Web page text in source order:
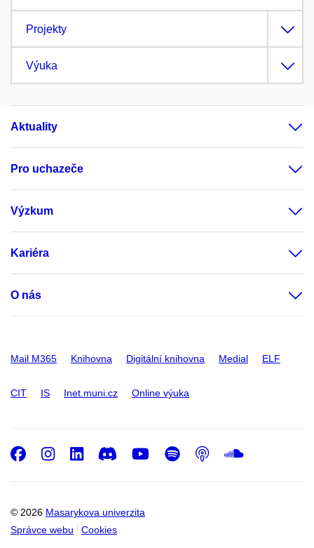
Projekty
Výuka
Aktuality
Pro uchazeče
Výzkum
Kariéra
O nás
Mail M365 Knihovna Digitální knihovna Medial ELF
CIT IS Inet.muni.cz Online výuka
© 2026 Masarykova univerzita
Správce webu
Cookies
Facebook
Instagram
LinkedIn
DiscordYoutube
Spotify
Podcast